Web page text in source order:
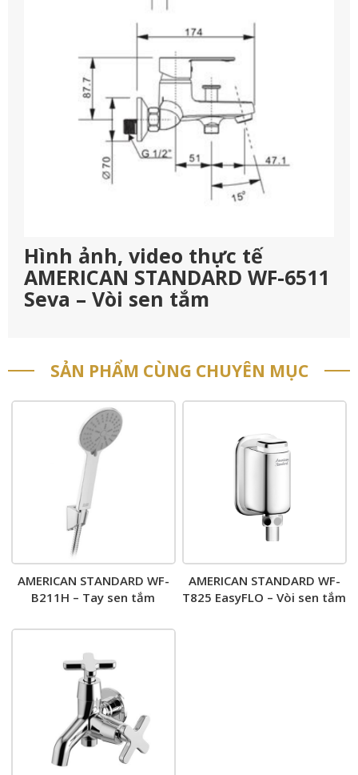
Hình ảnh, video thực tế
AMERICAN STANDARD WF-6511
Seva – Vòi sen tắm
SẢN PHẨM CÙNG CHUYÊN MỤC
AMERICAN STANDARD WF-
B211H – Tay sen tắm
AMERICAN STANDARD WF-
T825 EasyFLO – Vòi sen tắm